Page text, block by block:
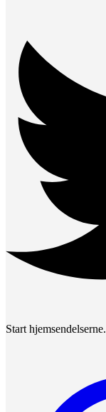
Start hjemsendelserne.